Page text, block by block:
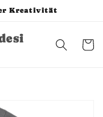
Kreativität